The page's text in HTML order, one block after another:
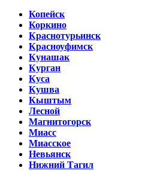
Копейск
Коркино
Краснотурьинск
Красноуфимск
Кунашак
Курган
Куса
Кушва
Кыштым
Лесной
Магнитогорск
Миасс
Миасское
Невьянск
Нижний Тагил